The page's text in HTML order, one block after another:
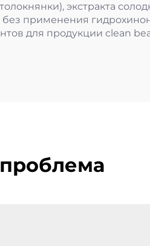
экстракта
без применения
для продукции clean